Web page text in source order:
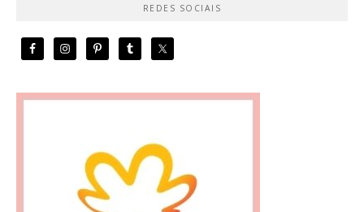
REDES SOCIAIS